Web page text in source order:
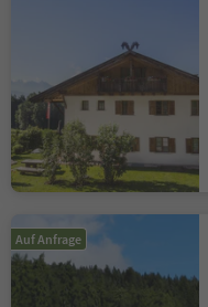
Auf Anfrage